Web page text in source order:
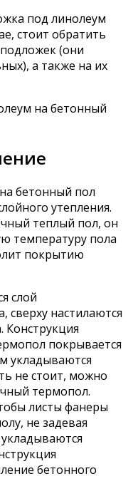
под линолеум
стоит обратить
(они
а также на их
на бетонный
бетонный пол
утепления.
теплый пол, он
температуру пола
покрытию
слой
сверху настилаются
Конструкция
покрывается
укладываются
не стоит, можно
термопол.
листы фанеры
не задевая
бетонного